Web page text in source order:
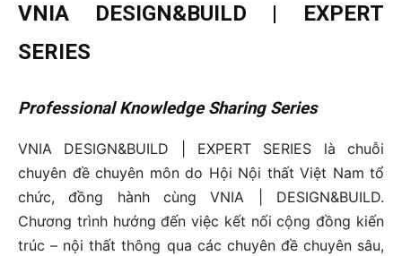
VNIA DESIGN&BUILD | EXPERT
SERIES
Professional Knowledge Sharing Series
VNIA DESIGN&BUILD | EXPERT SERIES là chuỗi
chuyên đề chuyên môn do Hội Nội thất Việt Nam tổ
chức, đồng hành cùng VNIA | DESIGN&BUILD.
Chương trình hướng đến việc kết nối cộng đồng kiến
trúc – nội thất thông qua các chuyên đề chuyên sâu,